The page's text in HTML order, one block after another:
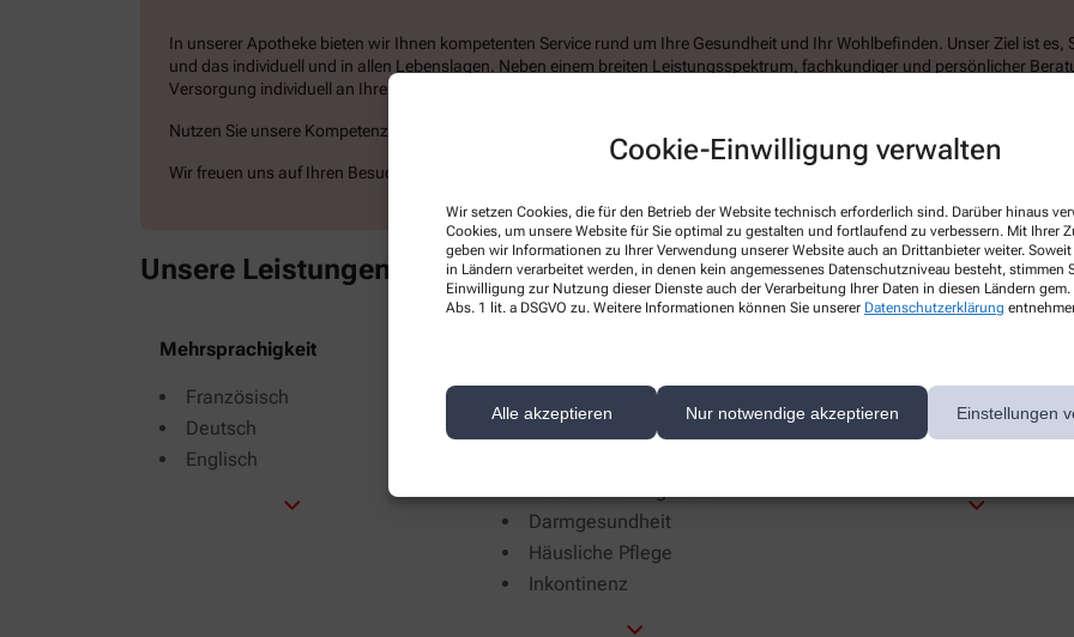
Cookie-Einwilligung verwalten
Wir setzen Cookies, die für den Betrieb der Website technisch erforderlich sind. Darüber hinaus
Cookies, um unsere Website für Sie optimal zu gestalten und fortlaufend zu verbessern. Mit Ihrer
geben wir Informationen zu Ihrer Verwendung unserer Website auch an Drittanbieter weiter. Soweit
in Ländern verarbeitet werden, in denen kein angemessenes Datenschutzniveau besteht, stimmen
Einwilligung zur Nutzung dieser Dienste auch der Verarbeitung Ihrer Daten in diesen Ländern
Abs. 1 lit. a DSGVO zu. Weitere Informationen können Sie unserer Datenschutzerklärung
Alle akzeptieren Nur notwendige akzeptieren Einstellungen
In unserer Apotheke bieten wir Ihnen kompetenten Service rund um Ihre Gesundheit und Ihr Wohlbefinden. Unser Ziel ist
und das individuell und in allen Lebenslagen. Neben einem breiten Leistungsspektrum, fachkundiger und persönlicher
Versorgung individuell an Ihre Bedürfnisse angepasst.
Nutzen Sie unsere Kompetenz nicht nur vor Ort, sondern auch online. So sparen Sie doppelte Wege und profitieren von
Wir freuen uns auf Ihren Besuch!
Unsere Leistungen Alle Leistungen
Mehrsprachigkeit
Französisch
Deutsch
Englisch
Asthma
Darmgesundheit
Häusliche Pflege
Inkontinenz
Botendienst
Kundenkarte